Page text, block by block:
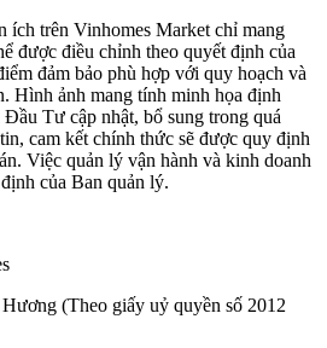
ích trên Vinhomes Market chỉ mang
được điều chỉnh theo quyết định của
đảm bảo phù hợp với quy hoạch và
Hình ảnh mang tính minh họa định
Tư cập nhật, bổ sung trong quá
cam kết chính thức sẽ được quy định
Việc quản lý vận hành và kinh doanh
của Ban quản lý.
(Theo giấy uỷ quyền số 2012